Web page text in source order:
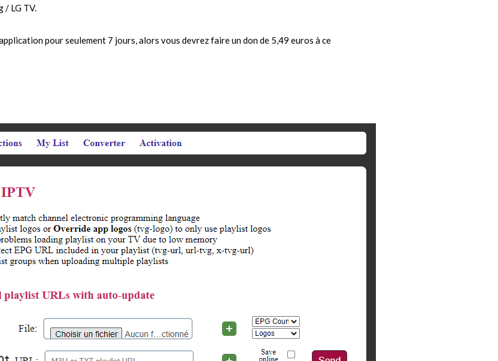
/ LG TV.
pour seulement 7 jours, alors vous devrez faire un don de 5,49 euros à ce